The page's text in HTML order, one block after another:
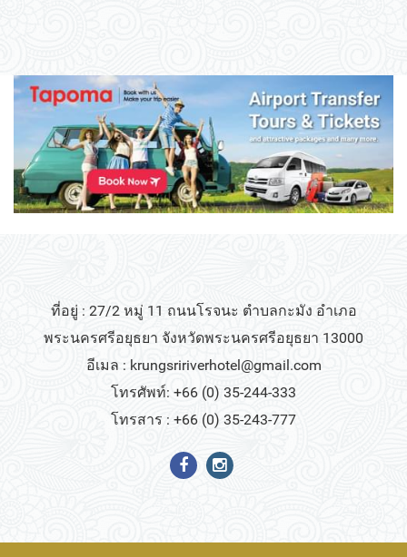
ที่อยู่ : 27/2 หมู่ 11 ถนนโรจนะ ตำบลกะมัง อำเภอ
พระนครศรีอยุธยา จังหวัดพระนครศรีอยุธยา 13000
อีเมล : krungsririverhotel@gmail.com
โทรศัพท์: +66 (0) 35-244-333
โทรสาร : +66 (0) 35-243-777